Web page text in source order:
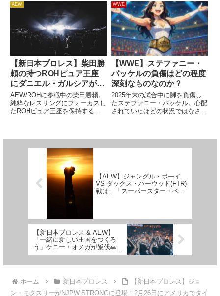
げ興行"Double or Nothing"を目前
に控えたモクスリーは、バンドが
ソニー・ミュージックと契約した
こ...
グ副社長のドン・キャリスに連れ
られて会場を後にしました。今
日、インパクトは現地時間12月8
日に放送される番組の最新回にケ
ニ...
AEW
【新日本プロレス】柴田勝
頼の持つROHピュア王座
にダニエル・ガルシアが挑
戦。Death Before
Dishonorでタイトルマッ
チ
AEW/ROHに参戦中の柴田勝頼。
純粋なレスリングにフォーカスし
たROHピュア王座を保持する彼
相手に防衛に成功しています...
WWE
【WWE】ステファニー・
バッケルの負傷はどの程度
深刻なものなのか？
2025年末の試合中に脚を負傷し
たステファニー・バッケル。心配
されていたほどの状況ではなさそ
ます。しかし、その日はいつ来...
【AEW】ジャングル・ボーイ
VS ダックス・ハーウッド(FTR)
戦は、「スーパースター・ベビ
【新日本プロレス & AEW】
「一緒に新しい王国をつくろ
う」ケニー・オメガが飯伏幸太
からの全面対抗戦要求にリアク
ホーム 新日本プロレス
【新日本プロレス】ジョ
ン・モクスリーがNJPW STRONGに登場！2月26日にアメリカでタイ